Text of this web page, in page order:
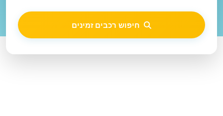
חיפוש רכבים זמינים